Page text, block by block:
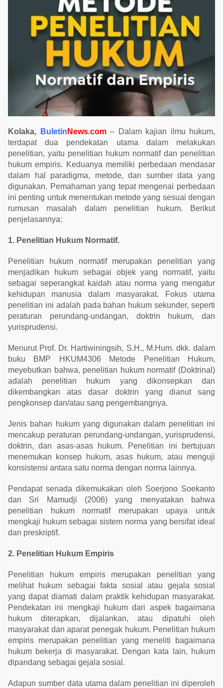
d
e
P
e
n
e
i
t
a
n
H
u
k
u
N
o
m
t
i
d
a
E
m
r
s
Kolaka, Buletin News.com– Dalam kajian ilmu hukum,
terdapat dua pendekatan utama dalam melakukan
penelitian, yaitu penelitian hukum normatif dan penelitian
hukum empiris. Keduanya memiliki perbedaan mendasar
dalam hal paradigma, metode, dan sumber data yang
digunakan. Pemahaman yang tepat mengenai perbedaan
ini penting untuk menentukan metode yang sesuai dengan
rumusan masalah dalam penelitian hukum. Berikut
penjelasannya:
1. Penelitian Hukum Normatif.
Penelitian hukum normatif merupakan penelitian yang
menjadikan hukum sebagai objek yang normatif, yaitu
sebagai seperangkat kaidah atau norma yang mengatur
kehidupan manusia dalam masyarakat. Fokus utama
penelitian ini adalah pada bahan hukum sekunder, seperti
peraturan perundang-undangan, doktrin hukum, dan
yurisprudensi.
Menurut Prof. Dr. Hartiwiningsih, S.H., M.Hum. dkk. dalam
buku BMP HKUM4306 Metode Penelitian Hukum,
meyebutkan bahwa, penelitian hukum normatif (Doktrinal)
adalah penelitian hukum yang dikonsepkan dan
dikembangkan atas dasar doktrin yang dianut sang
pengkonsep dan/atau sang pengembangnya.
Jenis bahan hukum yang digunakan dalam penelitian ini
mencakup peraturan perundang-undangan, yurisprudensi,
doktrin, dan asas-asas hukum. Penelitian ini bertujuan
menemukan konsep hukum, asas hukum, atau menguji
konsistensi antara satu norma dengan norma lainnya.
Pendapat senada dikemukakan oleh Soerjono Soekanto
dan Sri Mamudji (2006) yang menyatakan bahwa
penelitian hukum normatif merupakan upaya untuk
mengkaji hukum sebagai sistem norma yang bersifat ideal
dan preskriptif.
2. Penelitian Hukum Empiris
Penelitian hukum empiris merupakan penelitian yang
melihat hukum sebagai fakta sosial atau gejala sosial
yang dapat diamati dalam praktik kehidupan masyarakat.
Pendekatan ini mengkaji hukum dari aspek bagaimana
hukum diterapkan, dijalankan, atau dipatuhi oleh
masyarakat dan aparat penegak hukum. Penelitian hukum
empiris merupakan penelitian yang meneliti bagaimana
hukum bekerja di masyarakat. Dengan kata lain, hukum
dipandang sebagai gejala sosial.
Adapun sumber data utama dalam penelitian ini diperoleh